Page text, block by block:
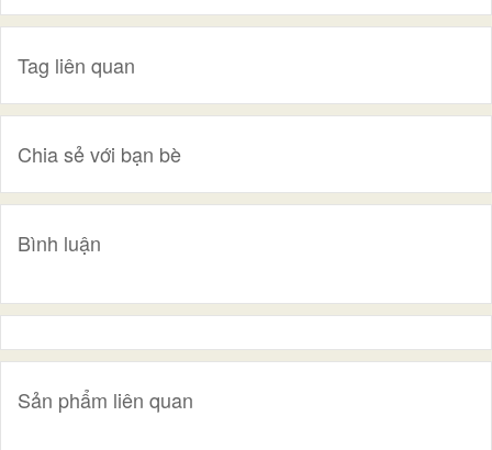
Tag liên quan
Chia sẻ với bạn bè
Bình luận
Sản phẩm liên quan